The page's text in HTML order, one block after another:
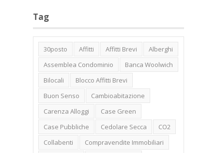
Tag
30posto Affitti Affitti Brevi
Alberghi
Assemblea Condominio
Banca Woolwich
Bilocali
Blocco Affitti Brevi
Buon Senso
Cambioabitazione
Carenza Alloggi
Case Green
Case Pubbliche
Cedolare Secca
CO2
Collabenti
Compravendite Immobiliari